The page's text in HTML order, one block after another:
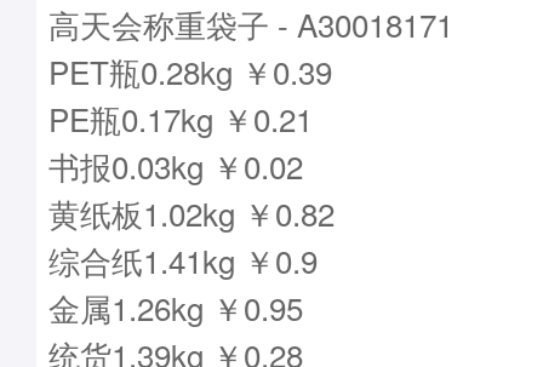
高天会称重袋子 - A30018171
PET瓶0.28kg ￥0.39
PE瓶0.17kg ￥0.21
书报0.03kg ￥0.02
黄纸板1.02kg ￥0.82
综合纸1.41kg ￥0.9
金属1.26kg ￥0.95
统货1.39kg ￥0.28